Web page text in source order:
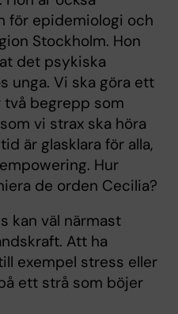
för epidemiologi och
Stockholm. Hon
det psykiska
unga. Vi ska göra ett
två begrepp som
vi strax ska höra
är glasklara för alla,
Hur
de orden Cecilia?
kan väl närmast
Att ha
exempel stress eller
ett strå som böjer